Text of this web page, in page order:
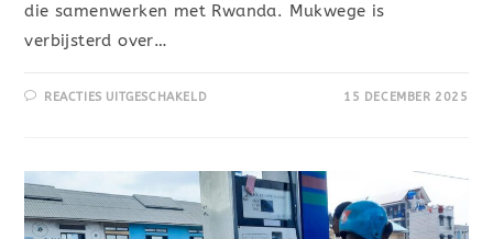
die samenwerken met Rwanda. Mukwege is
verbijsterd over…
REACTIES UITGESCHAKELD 15 DECEMBER 2025